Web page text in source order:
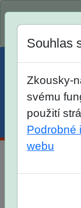
SŠ? Vaše
přijímacích
Souhlas
Zkousky-
svému
použití
Podrobné
webu